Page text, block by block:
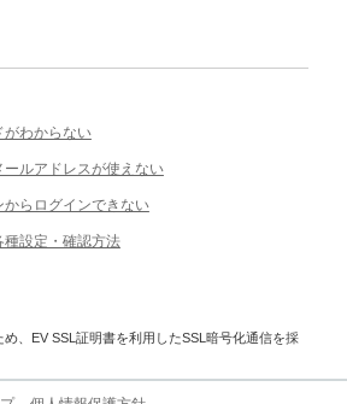
がわからない
ルアドレスが使えない
らログインできない
種設定・確認方法
、EV SSL証明書を利用したSSL暗号化通信を採